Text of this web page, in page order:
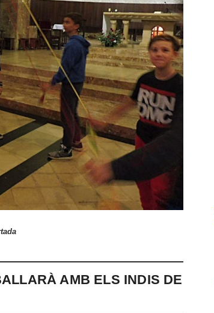
AMB ELS INDIS DE